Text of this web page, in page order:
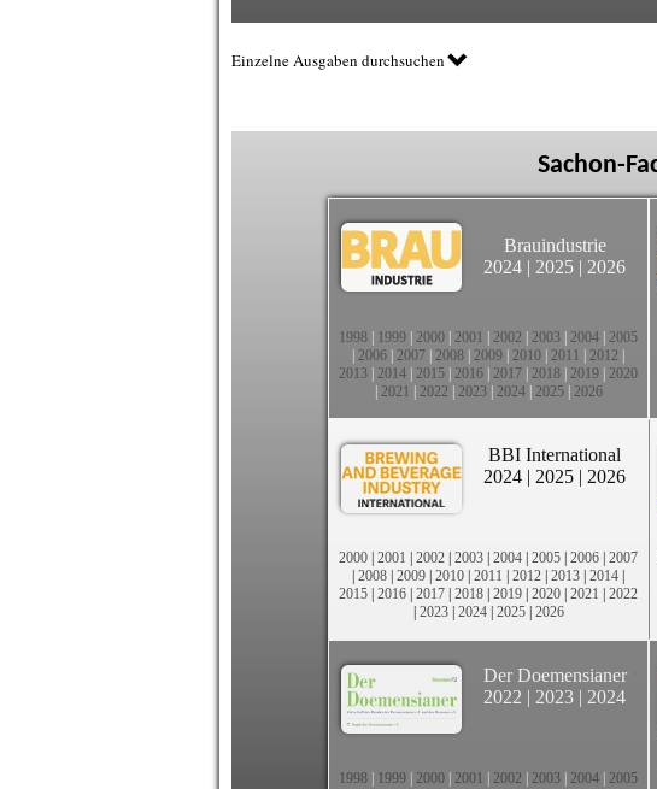
Einzelne Ausgaben durchsuchen
Sachon-
Brauindustrie
2024 | 2025 | 2026
1998 1999 2000 2001 2002 2003 2004 2005
2006 2007 2008 2009 2010 2011 2012
2013 2014 2015 2016 2017 2018 2019 2020
2021 2022 2023| 2024| 2025| 2026
BBI International
2024 | 2025 | 2026
2000 | 2001 | 2002 | 2003 | 2004 | 2005 | 2006 | 2007
| 2008 | 2009 | 2010 | 2011 | 2012 | 2013 | 2014 |
2015 | 2016 | 2017 | 2018 | 2019 | 2020 | 2021 | 2022
| 2023| 2024| 2025| 2026
Der Doemensianer
2022 | 2023 | 2024
1998 1999 2000 2001 2002 2003 2004 2005